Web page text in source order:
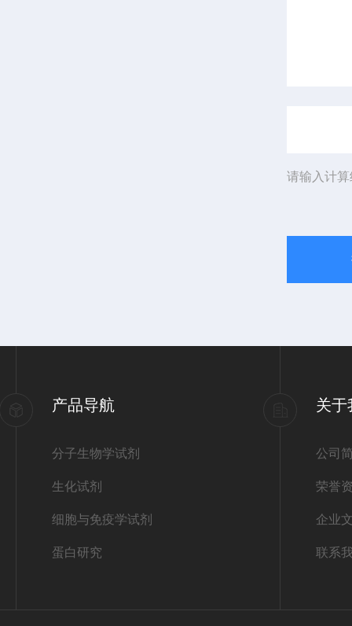
请输入计
产品导航
分子生物学试剂
生化试剂
细胞与免疫学试剂
蛋白研究
关于
公司
荣誉
企业
联系